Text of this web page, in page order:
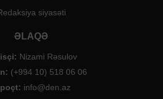
siyasəti
ƏLAQƏ
Nizami Rəsulov
(+994 10) 518 06 06
info@den.az